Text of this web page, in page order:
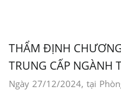
THẨM ĐỊNH
TRUNG CẤP NGÀNH
Ngày 27/12/2024, tại